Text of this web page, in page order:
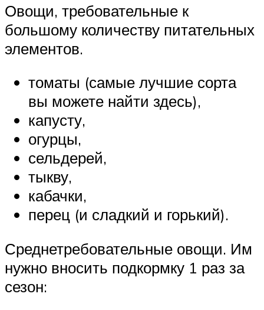
Овощи, требовательные к
большому количеству питательных
элементов.
томаты (самые лучшие сорта
вы можете найти здесь),
капусту,
огурцы,
сельдерей,
тыкву,
кабачки,
перец (и сладкий и горький).
Среднетребовательные овощи. Им
нужно вносить подкормку 1 раз за
сезон: